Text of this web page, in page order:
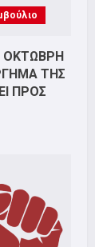
ΟΚΤΩΒΡΗ
ΤΗΣ
ΠΡΟΣ